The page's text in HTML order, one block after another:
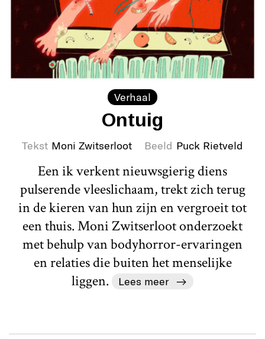
Verhaal
Ontuig
Tekst Moni Zwitserloot Beeld Puck Rietveld
Een ik verkent nieuwsgierig diens
pulserende vleeslichaam, trekt zich terug
in de kieren van hun zijn en vergroeit tot
een thuis. Moni Zwitserloot onderzoekt
met behulp van bodyhorror-ervaringen
en relaties die buiten het menselijke
liggen.
Lees meer